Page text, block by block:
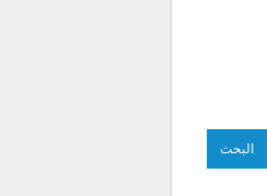
البحث